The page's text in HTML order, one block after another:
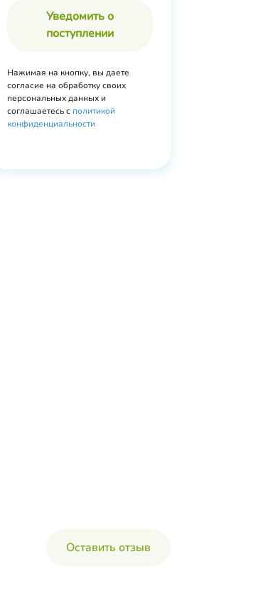
Уведомить о
поступлении
Нажимая на кнопку, вы даете
согласие на обработку своих
персональных данных и
соглашаетесь с политикой
конфиденциальности
Оставить отзыв